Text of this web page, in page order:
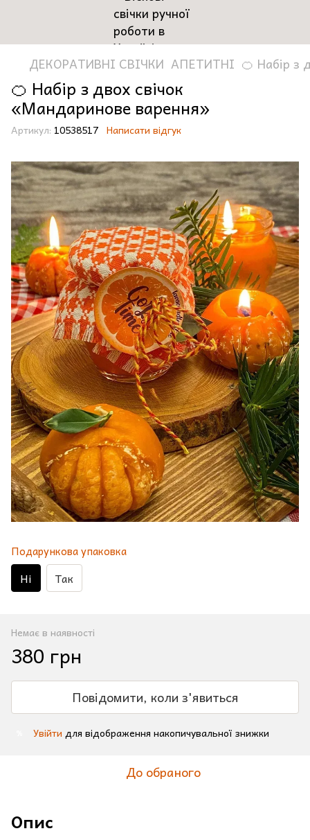
ДЕКОРАТИВНІ СВІЧКИ АПЕТИТНІ 🍊 Набір з
🍊 Набір з двох свічок
«Мандаринове варення»
Артикул: 10538517 Написати відгук
Подарункова упаковка
Ні Так
Немає в наявності
380 грн
Повідомити, коли з'явиться
Увійти для відображення накопичувальної знижки
До обраного
Опис